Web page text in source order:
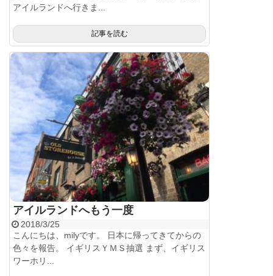
アイルランドへ行きま...
記事を読む
アイルランドへもう一度
2018/3/25
こんにちは、milyです。 日本に帰ってきてからの
色々を報告。 イギリスＹＭＳ抽選 まず、イギリス
ワーホリ...